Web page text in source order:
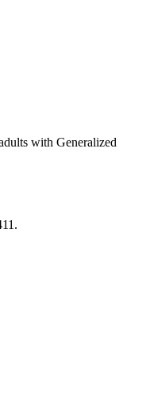
with Generalized